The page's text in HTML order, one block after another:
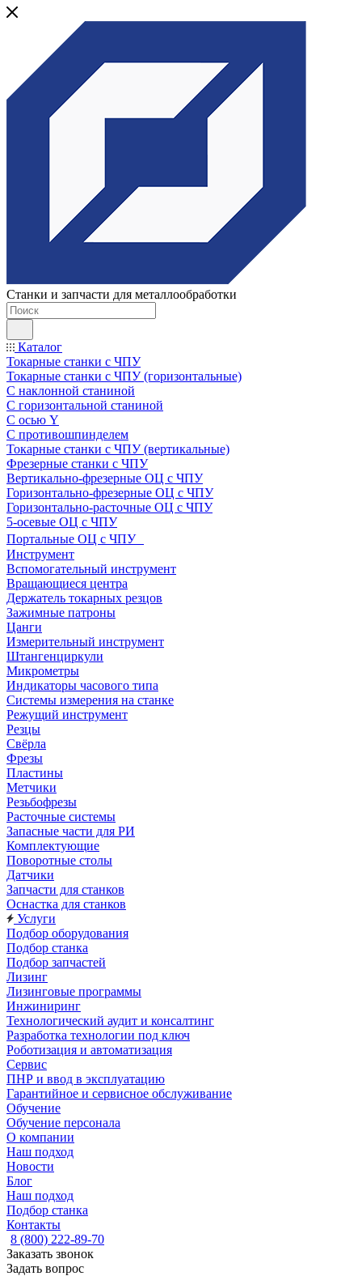
Станки и запчасти для металлообработки
Каталог
Токарные станки с ЧПУ
Токарные станки с ЧПУ (горизонтальные)
С наклонной станиной
С горизонтальной станиной
С осью Y
С противошпинделем
Токарные станки с ЧПУ (вертикальные)
Фрезерные станки с ЧПУ
Вертикально-фрезерные ОЦ с ЧПУ
Горизонтально-фрезерные ОЦ с ЧПУ
Горизонтально-расточные ОЦ с ЧПУ
5-осевые ОЦ с ЧПУ
Портальные ОЦ с ЧПУ
Инструмент
Вспомогательный инструмент
Вращающиеся центра
Держатель токарных резцов
Зажимные патроны
Цанги
Измерительный инструмент
Штангенциркули
Микрометры
Индикаторы часового типа
Системы измерения на станке
Режущий инструмент
Резцы
Свёрла
Фрезы
Пластины
Метчики
Резьбофрезы
Расточные системы
Запасные части для РИ
Комплектующие
Поворотные столы
Датчики
Запчасти для станков
Оснастка для станков
Услуги
Подбор оборудования
Подбор станка
Подбор запчастей
Лизинг
Лизинговые программы
Инжиниринг
Технологический аудит и консалтинг
Разработка технологии под ключ
Роботизация и автоматизация
Сервис
ПНР и ввод в эксплуатацию
Гарантийное и сервисное обслуживание
Обучение
Обучение персонала
О компании
Наш подход
Новости
Блог
Наш подход
Подбор станка
Контакты
8 (800) 222-89-70
Заказать звонок
Задать вопрос